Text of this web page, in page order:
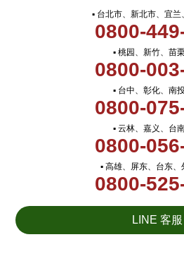
▪ 台北市、新北市、宜兰
0800-
▪ 桃园、新竹、苗
0800-
▪ 台中、彰化、南
0800-
▪ 云林、嘉义、台
0800-
▪ 高雄、屏东、台东、
0800-
LINE 客服